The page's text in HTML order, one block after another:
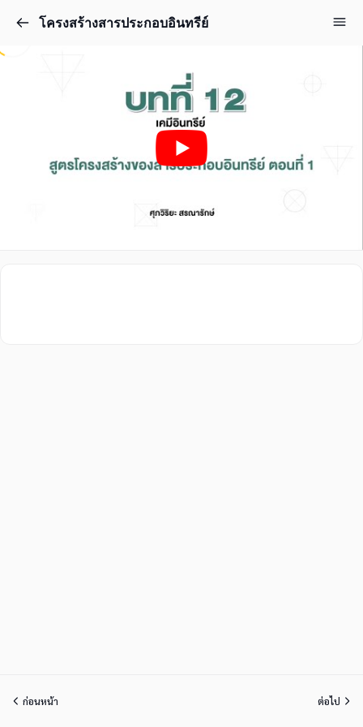
โครงสร้างสารประกอบอินทรีย์
ก่อนหน้า ต่อไป